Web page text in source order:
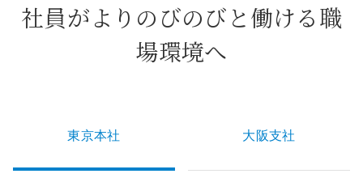
社員がよりのびのびと働ける職
場環境へ
東京本社 大阪支社